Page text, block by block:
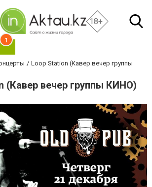
18+
1
Loop Station (Кавер вечер группы
(Кавер вечер группы КИНО)